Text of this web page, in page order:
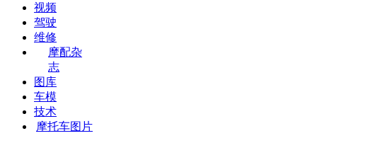
视频
驾驶
维修
摩配杂
志
图库
车模
技术
摩托车图片